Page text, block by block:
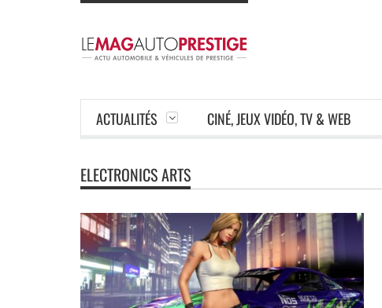
ACTUALITÉS CINÉ, JEUX VIDÉO, TV & WEB
ELECTRONICS ARTS